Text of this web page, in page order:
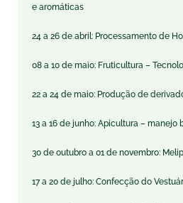
e aromáticas
24 a 26 de abril: Processamento de
08 a 10 de maio: Fruticultura –
22 a 24 de maio: Produção de
13 a 16 de junho: Apicultura – manejo
30 de outubro a 01 de novembro:
17 a 20 de julho: Confecção do